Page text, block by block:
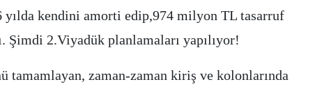
yılda kendini amorti edip,974 milyon TL tasarruf
Şimdi 2.Viyadük planlamaları yapılıyor!
tamamlayan, zaman-zaman kiriş ve kolonlarında